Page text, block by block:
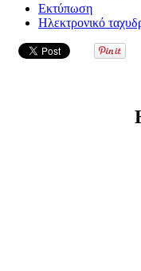
Εκτύπωση
Ηλεκτρονικό